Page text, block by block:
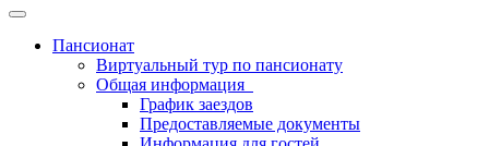
Пансионат
Виртуальный тур по пансионату
Общая информация
График заездов
Предоставляемые документы